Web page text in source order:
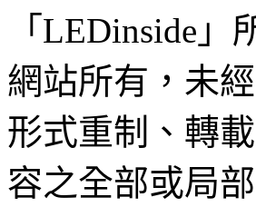
「LEDinside
網站所有，未
形式重制、轉
容之全部或局